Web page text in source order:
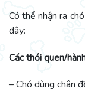
Có thể nhận ra
đây:
Các thói quen/
– Chó dùng chân